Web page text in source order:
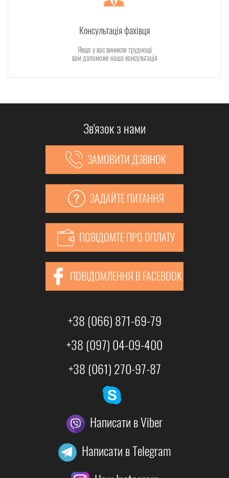
Консультація фахівця
Якщо у вас виникли труднощі
вам допоможе наша консультація
Зв'язок з нами
ЗАМОВИТИ ДЗВІНОК
ЗАДАЙТЕ ПИТАННЯ
ПОВІДОМТЕ ПРО ОПЛАТУ
ПОВІДОМЛЕННЯ В FACEBOOK
+38 (066) 871-69-79
+38 (097) 04-09-400
+38 (061) 270-97-87
Написати в Viber
Написати в Telegram